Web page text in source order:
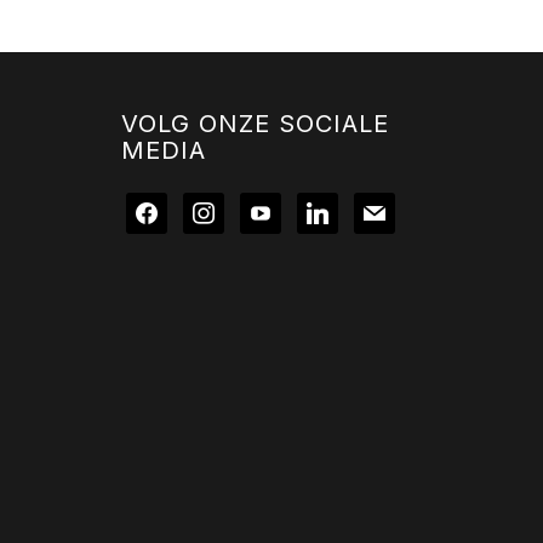
VOLG ONZE SOCIALE
MEDIA
facebookinstagramyoutubelinkedinmail